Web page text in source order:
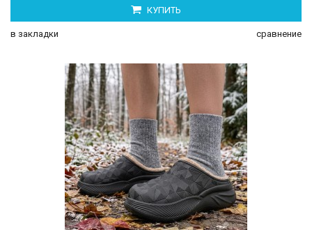
КУПИТЬ
в закладки сравнение